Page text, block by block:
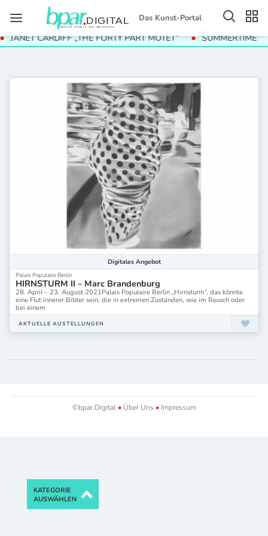
Das Kunst-Portal
JANET CARDIFF „THE FORTY PART MOTET“ SUMMERTIME
Digitales Angebot
Palais Populaire Berlin
HIRNSTURM II – Marc Brandenburg
28. April – 23. August 2021Palais Populaire Berlin „Hirnsturm“, das könnte
eine Flut innerer Bilder sein, die in extremen Zuständen, wie im Rausch oder
bei einem
AKTUELLE AUSTELLUNGEN
©bpar.Digital •Über Uns •Impressum
KATEGORIE
AUSWÄHLEN